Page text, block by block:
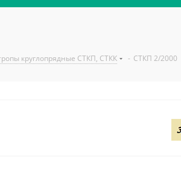
круглопрядные СТКП, СТКК - СТКП 2/2000